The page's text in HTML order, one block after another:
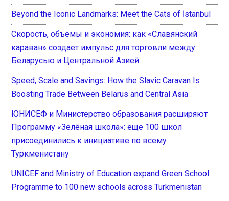
Beyond the Iconic Landmarks: Meet the Cats of İstanbul
Скорость, объемы и экономия: как «Славянский
караван» создает импульс для торговли между
Беларусью и Центральной Азией
Speed, Scale and Savings: How the Slavic Caravan Is
Boosting Trade Between Belarus and Central Asia
ЮНИСЕФ и Министерство образования расширяют
Программу «Зелёная школа»: ещё 100 школ
присоединились к инициативе по всему
Туркменистану
UNICEF and Ministry of Education expand Green School
Programme to 100 new schools across Turkmenistan